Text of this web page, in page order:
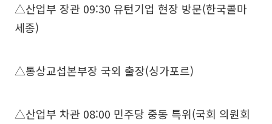
△산업부 장관 09:30 유턴기업 현장 방문(한국콜마
세종)
△통상교섭본부장 국외 출장(싱가포르)
△산업부 차관 08:00 민주당 중동 특위(국회 의원회